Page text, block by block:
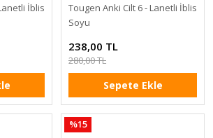
İblis
Tougen Anki Cilt 6 - Lanetli İblis
Soyu
238,00 TL
280,00 TL
Sepete Ekle
%15